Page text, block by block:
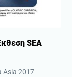
SEA
Asia 2017